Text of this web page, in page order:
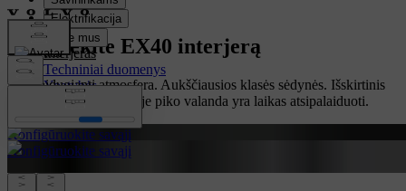
Apžvalga
Interjeras
Techniniai duomenys
Ypatybės
Konfigūruokite savąjį
Konfigūruokite savąjį
Ištyrinėkite EX40 interjerą
Atpalaiduojanti atmosfera. Aukščiausios klasės sėdynės. Išskirtinis
garsas. Šiame visureigyje piko valanda yra laikas atsipalaiduoti.